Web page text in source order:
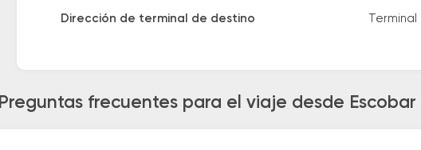
Dirección de terminal de destino
Preguntas frecuentes para el viaje desde Escobar